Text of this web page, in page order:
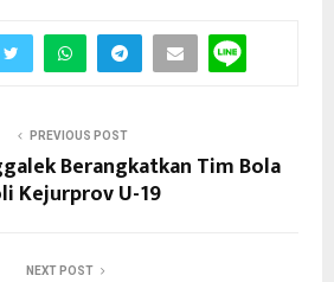
PREVIOUS POST
Berangkatkan Tim Bola
Kejurprov U-19
NEXT POST